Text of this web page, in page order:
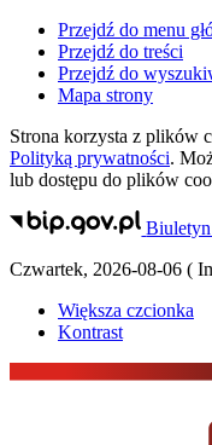
Przejdź do menu
Przejdź do treści
Przejdź do
Mapa strony
Strona korzysta z plików
Polityką prywatności.
lub dostępu do plików
Czwartek, 2026-08-06 (
Większa czcionka
Kontrast